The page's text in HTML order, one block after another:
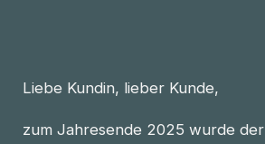
Liebe Kundin, lieber Kunde,
zum Jahresende 2025 wurde der